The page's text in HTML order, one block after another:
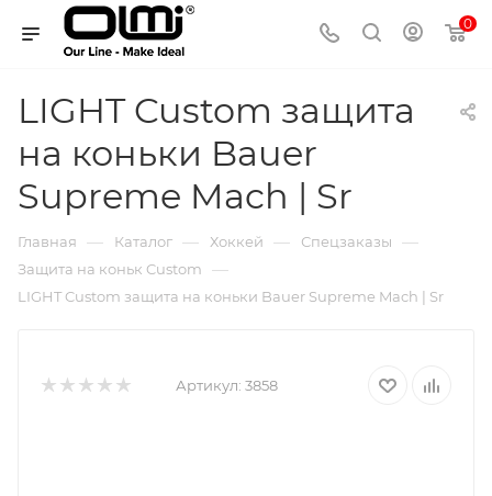
0
LIGHT Custom защита
на коньки Bauer
Supreme Mach | Sr
Главная — Каталог — Хоккей — Спецзаказы —
Защита на коньк Custom —
LIGHT Custom защита на коньки Bauer Supreme Mach | Sr
Артикул: 3858